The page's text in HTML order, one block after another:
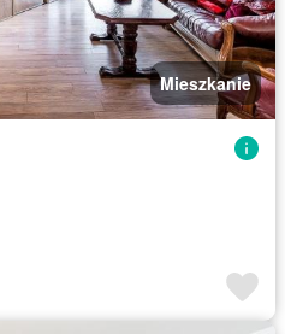
Mieszkanie